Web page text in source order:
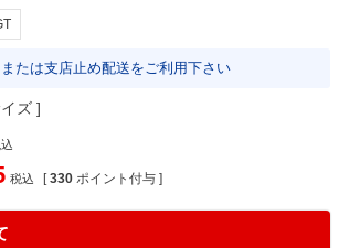
たは支店止め配送をご利用下さい
ズ
税込 [ 330 ポイント付与 ]